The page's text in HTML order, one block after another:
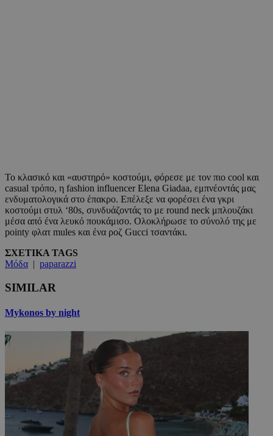
To κλασικό και «αυστηρό» κοστούμι, φόρεσε με τον πιο cool και
casual τρόπο, η fashion influencer Elena Giadaa, εμπνέοντάς μας
ενδυματολογικά στο έπακρο. Επέλεξε να φορέσει ένα γκρι
κοστούμι στυλ ‘80s, συνδυάζοντάς το με round neck μπλουζάκι
μέσα από ένα λευκό πουκάμισο. Ολοκλήρωσε το σύνολό της με
pointy φλατ mules και ένα ροζ Gucci τσαντάκι.
ΣΧΕΤΙΚΑ TAGS
Μόδα | paparazzi
SIMILAR
Mykonos by night